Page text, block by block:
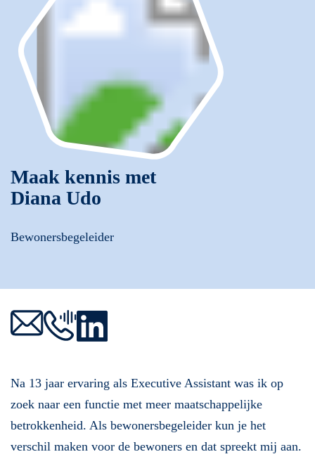
Maak kennis met
Diana Udo
Bewonersbegeleider
Na 13 jaar ervaring als Executive Assistant was ik op
zoek naar een functie met meer maatschappelijke
betrokkenheid. Als bewonersbegeleider kun je het
verschil maken voor de bewoners en dat spreekt mij aan.